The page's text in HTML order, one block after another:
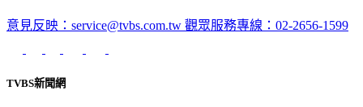
意見反映：service@tvbs.com.tw 觀眾服務專線：02-2656-1599
TVBS新聞網